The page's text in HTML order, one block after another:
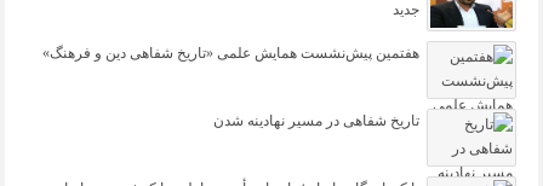
جدید
هفتمین پیش‌نشست همایش علمی «تاریخ شفاهی دین و فرهنگ»
تاریخ شفاهی در مسیر نهادینه شدن